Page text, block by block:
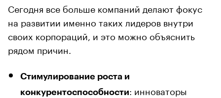
Сегодня все больше компаний делают фокус
на развитии именно таких лидеров внутри
своих корпораций, и это можно объяснить
рядом причин.
Стимулирование роста и
конкурентоспособности: инноваторы